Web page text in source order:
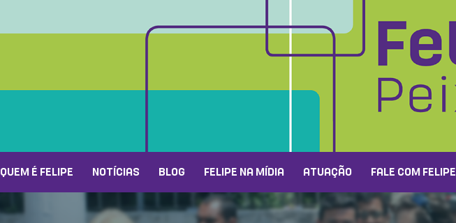
QUEM É FELIPE NOTÍCIAS BLOG FELIPE NA MÍDIA ATUAÇÃO FALE COM FELIPE